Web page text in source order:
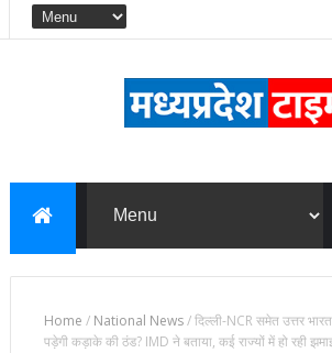
Home / National News/दिल्ली-NCR समेत उत्तर
पड़ेगी कड़ाके की ठंड? IMD ने बताया, कई राज्यों में हो रही